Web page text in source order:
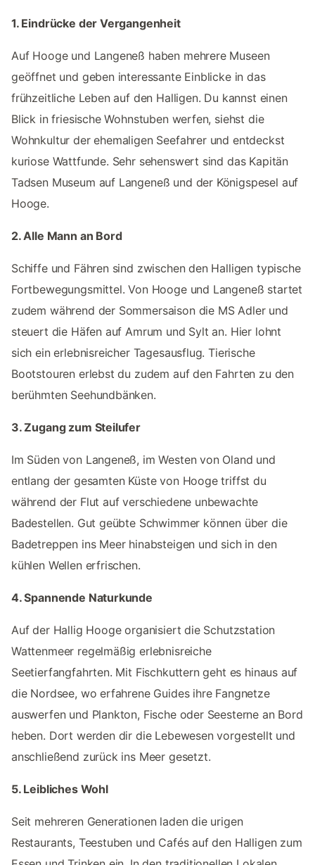
1. Eindrücke der Vergangenheit
Auf Hooge und Langeneß haben mehrere Museen
geöffnet und geben interessante Einblicke in das
frühzeitliche Leben auf den Halligen. Du kannst einen
Blick in friesische Wohnstuben werfen, siehst die
Wohnkultur der ehemaligen Seefahrer und entdeckst
kuriose Wattfunde. Sehr sehenswert sind das Kapitän
Tadsen Museum auf Langeneß und der Königspesel auf
Hooge.
2. Alle Mann an Bord
Schiffe und Fähren sind zwischen den Halligen typische
Fortbewegungsmittel. Von Hooge und Langeneß startet
zudem während der Sommersaison die MS Adler und
steuert die Häfen auf Amrum und Sylt an. Hier lohnt
sich ein erlebnisreicher Tagesausflug. Tierische
Bootstouren erlebst du zudem auf den Fahrten zu den
berühmten Seehundbänken.
3. Zugang zum Steilufer
Im Süden von Langeneß, im Westen von Oland und
entlang der gesamten Küste von Hooge triffst du
während der Flut auf verschiedene unbewachte
Badestellen. Gut geübte Schwimmer können über die
Badetreppen ins Meer hinabsteigen und sich in den
kühlen Wellen erfrischen.
4. Spannende Naturkunde
Auf der Hallig Hooge organisiert die Schutzstation
Wattenmeer regelmäßig erlebnisreiche
Seetierfangfahrten. Mit Fischkuttern geht es hinaus auf
die Nordsee, wo erfahrene Guides ihre Fangnetze
auswerfen und Plankton, Fische oder Seesterne an Bord
heben. Dort werden dir die Lebewesen vorgestellt und
anschließend zurück ins Meer gesetzt.
5. Leibliches Wohl
Seit mehreren Generationen laden die urigen
Restaurants, Teestuben und Cafés auf den Halligen zum